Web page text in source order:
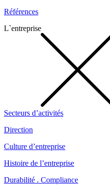
Références
L`entreprise
Secteurs d’activités
Direction
Culture d’entreprise
Histoire de l’entreprise
Durabilité . Compliance